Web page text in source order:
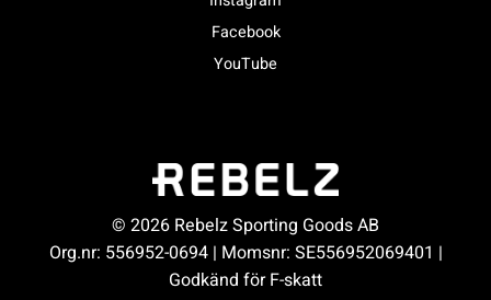
Facebook
YouTube
© 2026 Rebelz Sporting Goods AB
Org.nr: 556952-0694 | Momsnr: SE556952069401 |
Godkänd för F-skatt